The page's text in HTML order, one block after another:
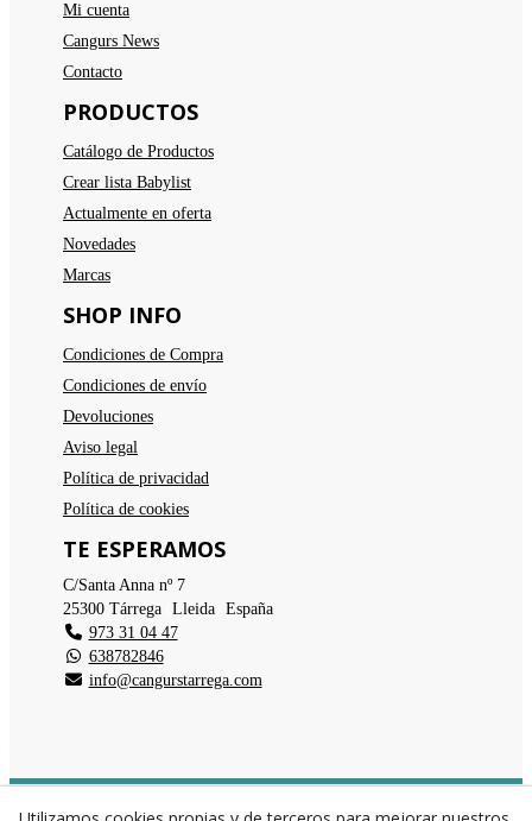
Mi cuenta
Cangurs News
Contacto
PRODUCTOS
Catálogo de Productos
Crear lista Babylist
Actualmente en oferta
Novedades
Marcas
SHOP INFO
Condiciones de Compra
Condiciones de envío
Devoluciones
Aviso legal
Política de privacidad
Política de cookies
TE ESPERAMOS
C/Santa Anna nº 7
25300 Tárrega Lleida España
973 31 04 47
638782846
info@cangurstarrega.com
© 08/2026 Cangurs - Todos los derechos reservados.